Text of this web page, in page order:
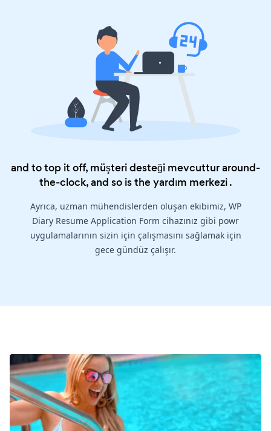
and to top it off, müşteri desteği mevcuttur around-
the-clock, and so is theyardım merkezi.
Ayrıca, uzman mühendislerden oluşan ekibimiz, WP
Diary Resume Application Form cihazınız gibi powr
uygulamalarının sizin için çalışmasını sağlamak için
gece gündüz çalışır.